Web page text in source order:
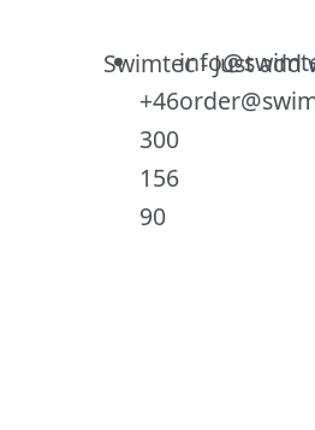
+46
300
156
90